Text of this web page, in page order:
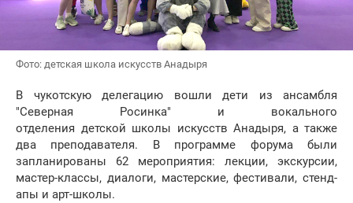
Фото: детская школа искусств Анадыря
В чукотскую делегацию вошли дети из ансамбля
"Северная Росинка" и вокального
отделения детской школы искусств Анадыря, а также
два преподавателя. В программе форума были
запланированы 62 мероприятия: лекции, экскурсии,
мастер-классы, диалоги, мастерские, фестивали, стенд-
апы и арт-школы.